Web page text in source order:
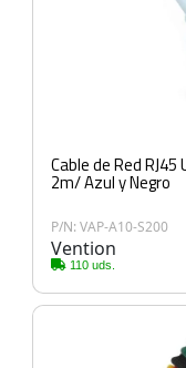
Cable de Red
2m/ Azul y Negro
P/N: VAP-A10-S200
Vention
110 uds.